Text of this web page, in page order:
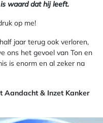
waard dat hij leeft.
op me!
jaar terug ook verloren,
ons het gevoel van Ton en
is enorm en al zeker na
Aandacht & Inzet Kanker